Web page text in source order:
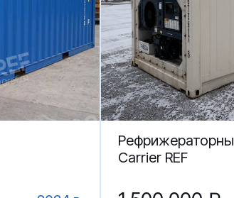
(складной)» в Новороссийске.
Rack контейнер 20 футов (складной)?
чаще всего?
20 футов (складной) в
обычного?
Carrier REF